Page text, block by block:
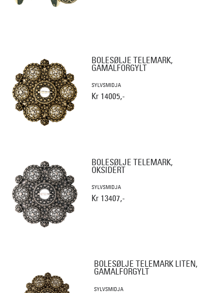
BOLESØLJE TELEMARK,
GAMALFORGYLT
SYLVSMIDJA
Kr 14005,-
BOLESØLJE TELEMARK,
OKSIDERT
SYLVSMIDJA
Kr 13407,-
BOLESØLJE TELEMARK LITEN,
GAMALFORGYLT
SYLVSMIDJA